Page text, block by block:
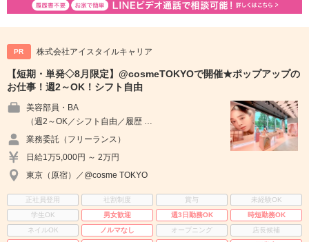
PR 株式会社アイスタイルキャリア
【短期・単発◇8月限定】@cosmeTOKYOで開催★ポップアップの
お仕事！週2～OK！シフト自由
美容部員・BA
（週2～OK／シフト自由／履歴 …
業務委託（フリーランス）
日給1万5,000円 ～ 2万円
東京（原宿）／@cosme TOKYO
正社員登用 社割制度 賞与
未経験OK
学生OK
男女歓迎 週3日勤務OK
時短勤務OK
ネイルOK
ノルマなし オープニング
店長候補